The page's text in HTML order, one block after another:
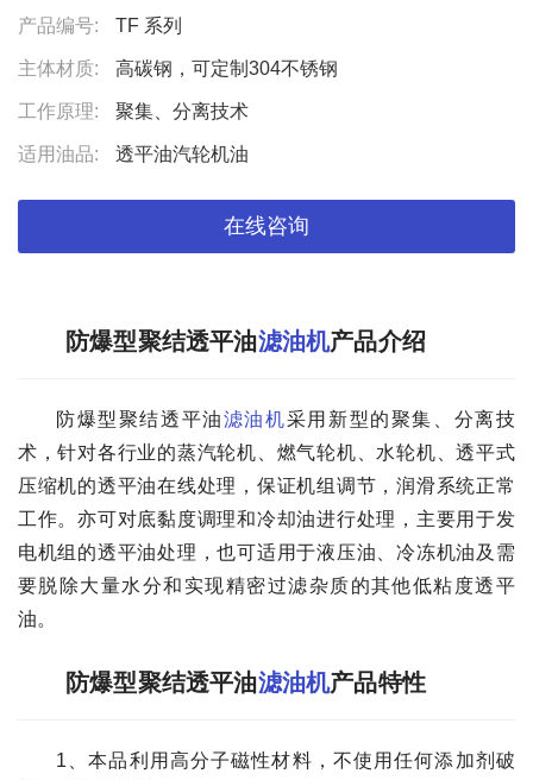
产品编号: TF 系列
主体材质: 高碳钢，可定制304不锈钢
工作原理: 聚集、分离技术
适用油品: 透平油汽轮机油
在线咨询
防爆型聚结透平油滤油机产品介绍
防爆型聚结透平油滤油机采用新型的聚集、分离技
术，针对各行业的蒸汽轮机、燃气轮机、水轮机、透平式
压缩机的透平油在线处理，保证机组调节，润滑系统正常
工作。亦可对底黏度调理和冷却油进行处理，主要用于发
电机组的透平油处理，也可适用于液压油、冷冻机油及需
要脱除大量水分和实现精密过滤杂质的其他低粘度透平
油。
防爆型聚结透平油滤油机产品特性
1、本品利用高分子磁性材料，不使用任何添加剂破